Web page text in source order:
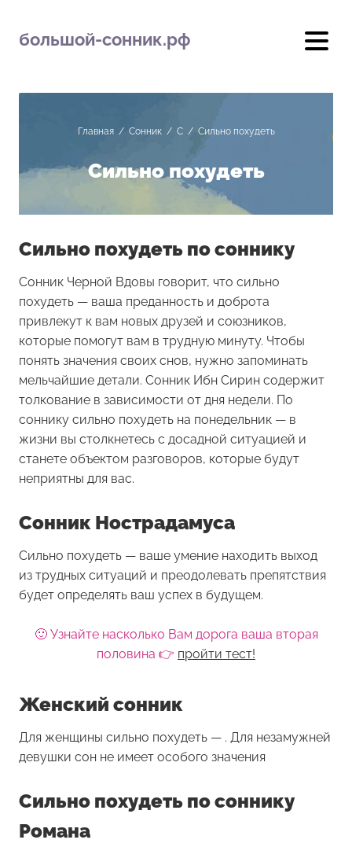
большой-сонник.рф
Главная/ Сонник/ С/ Сильно похудеть
Сильно похудеть
Сильно похудеть по соннику
Сонник Черной Вдовы говорит, что сильно
похудеть — ваша преданность и доброта
привлекут к вам новых друзей и союзников,
которые помогут вам в трудную минуту. Чтобы
понять значения своих снов, нужно запоминать
мельчайшие детали. Сонник Ибн Сирин содержит
толкование в зависимости от дня недели. По
соннику сильно похудеть на понедельник — в
жизни вы столкнетесь с досадной ситуацией и
станете объектом разговоров, которые будут
неприятны для вас.
Сонник Нострадамуса
Сильно похудеть — ваше умение находить выход
из трудных ситуаций и преодолевать препятствия
будет определять ваш успех в будущем.
🙂 Узнайте насколько Вам дорога ваша вторая
половина 👉 пройти тест!
Женский сонник
Для женщины сильно похудеть — . Для незамужней
девушки сон не имеет особого значения
Сильно похудеть по соннику
Романа